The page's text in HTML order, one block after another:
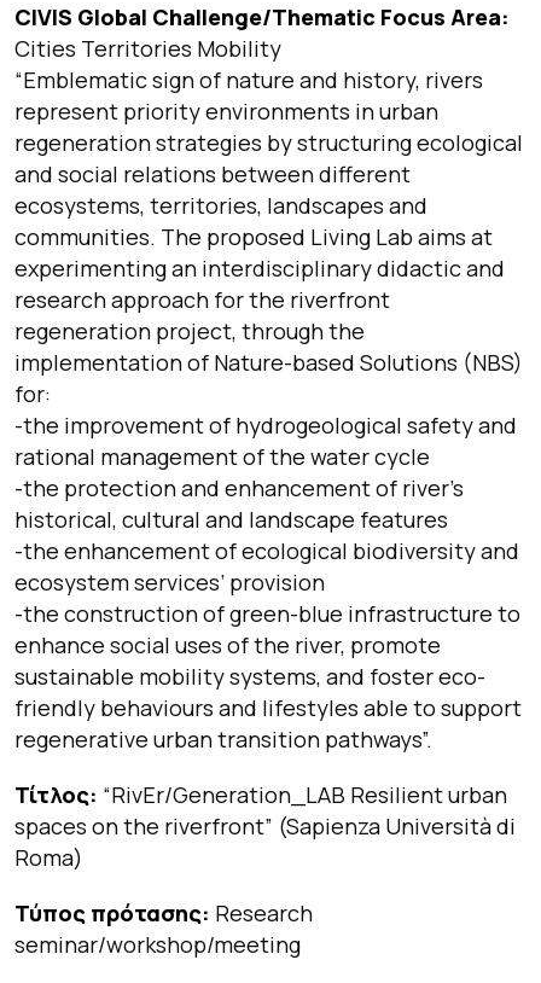
CIVIS Global Challenge/Thematic Focus Area:
Cities Territories Mobility
“Emblematic sign of nature and history, rivers
represent priority environments in urban
regeneration strategies by structuring ecological
and social relations between different
ecosystems, territories, landscapes and
communities. The proposed Living Lab aims at
experimenting an interdisciplinary didactic and
research approach for the riverfront
regeneration project, through the
implementation of Nature-based Solutions (NBS)
for:
-the improvement of hydrogeological safety and
rational management of the water cycle
-the protection and enhancement of river’s
historical, cultural and landscape features
-the enhancement of ecological biodiversity and
ecosystem services’ provision
-the construction of green-blue infrastructure to
enhance social uses of the river, promote
sustainable mobility systems, and foster eco-
friendly behaviours and lifestyles able to support
regenerative urban transition pathways”.
Τίτλος: “RivEr/Generation_LAB Resilient urban
spaces on the riverfront” (Sapienza Università di
Roma)
Τύπος πρότασης: Research
seminar/workshop/meeting